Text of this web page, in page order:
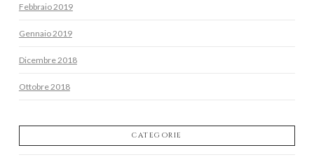
Febbraio 2019
Gennaio 2019
Dicembre 2018
Ottobre 2018
CATEGORIE